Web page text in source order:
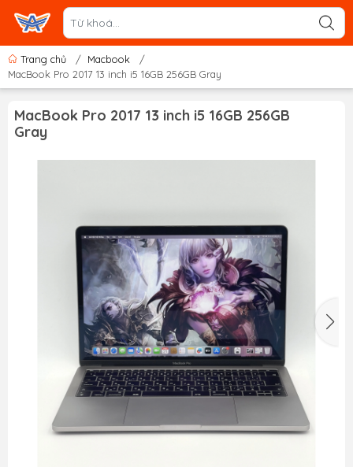
Trang chủ / Macbook
/
MacBook Pro 2017 13 inch i5 16GB 256GB Gray
MacBook Pro 2017 13 inch i5 16GB 256GB
Gray